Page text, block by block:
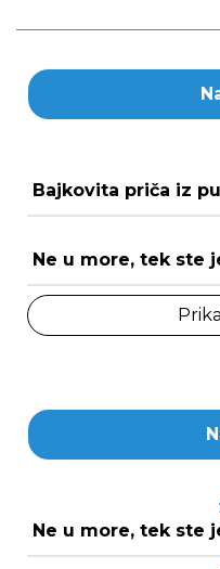
Bajkovita priča iz
Ne u more, tek ste
Ne u more, tek ste